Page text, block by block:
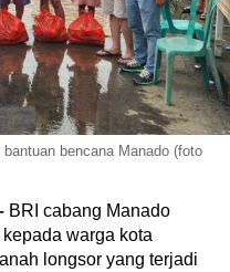
bencana Manado (foto
BRI cabang Manado
warga kota
longsor yang terjadi